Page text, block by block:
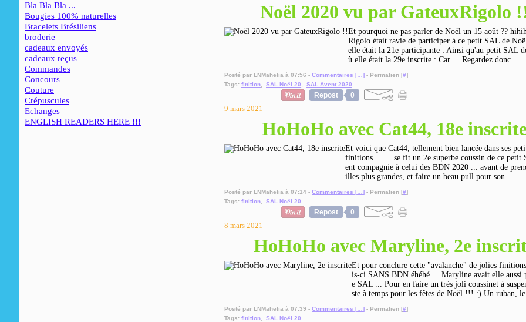
Bla Bla Bla ...
Bougies 100% naturelles
Bracelets Brésiliens
broderie
cadeaux envoyés
cadeaux reçus
Commandes
Concours
Couture
Crépuscules
Echanges
ENGLISH READERS HERE !!!
Noël 2020 vu par GateuxRigolo
Et pourquoi ne pas parler de Noël un 15 août ??
Rigolo était ravie de participer à ce petit SAL de
elle était la 21e participante : Ainsi qu'au petit SAL
ù elle était la 29e inscrite : Car ... Regardez donc...
Posté par LNMahelia à 07:56 - Commentaires [ ] - Permalien [#]
Tags: finition SAL Noël 20 SAL Avent 2020
Repost 0
9 mars 2021
HoHoHo avec Cat44, 18e
Et voici que Cat44, tellement bien lancée dans ses
finitions ... ... se fit un 2e superbe coussin de ce
ent compagnie à celui des BDN 2020 ... avant de
illes plus grandes, et faire un beau pull pour son...
Posté par LNMahelia à 07:14 - Commentaires [ ] - Permalien [#]
Tags: finition SAL Noël 20
Repost 0
8 mars 2021
HoHoHo avec Maryline, 2e
Et pour conclure cette "avalanche" de jolies
is-ci SANS BDN éhéhé ... Maryline avait elle aussi
e SAL ... Pour en faire un très joli coussinet à
ste à temps pour les fêtes de Noël !!! :) Un ruban,
Posté par LNMahelia à 07:39 - Commentaires [ ] - Permalien [#]
Tags: finition SAL Noël 20